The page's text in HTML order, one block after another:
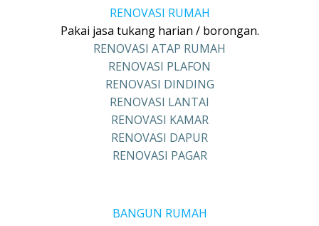
RENOVASI RUMAH
Pakai jasa tukang harian / borongan.
RENOVASI ATAP RUMAH
RENOVASI PLAFON
RENOVASI DINDING
RENOVASI LANTAI
RENOVASI KAMAR
RENOVASI DAPUR
RENOVASI PAGAR
BANGUN RUMAH